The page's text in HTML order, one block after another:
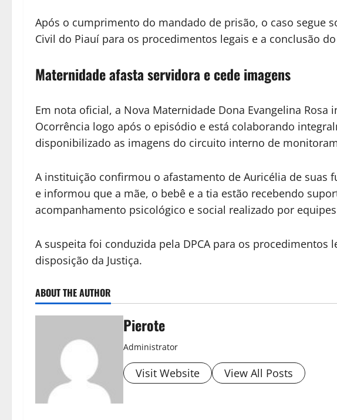
Após o cumprimento do mandado de prisão, o caso segue
Civil do Piauí para os procedimentos legais e a conclusão
Maternidade afasta servidora e cede imagens
Em nota oficial, a Nova Maternidade Dona Evangelina
Ocorrência logo após o episódio e está colaborando
disponibilizado as imagens do circuito interno de
A instituição confirmou o afastamento de Auricélia de suas
e informou que a mãe, o bebê e a tia estão recebendo
acompanhamento psicológico e social realizado por
A suspeita foi conduzida pela DPCA para os procedimentos
disposição da Justiça.
ABOUT THE AUTHOR
Pierote
Administrator
Visit Website View All Posts